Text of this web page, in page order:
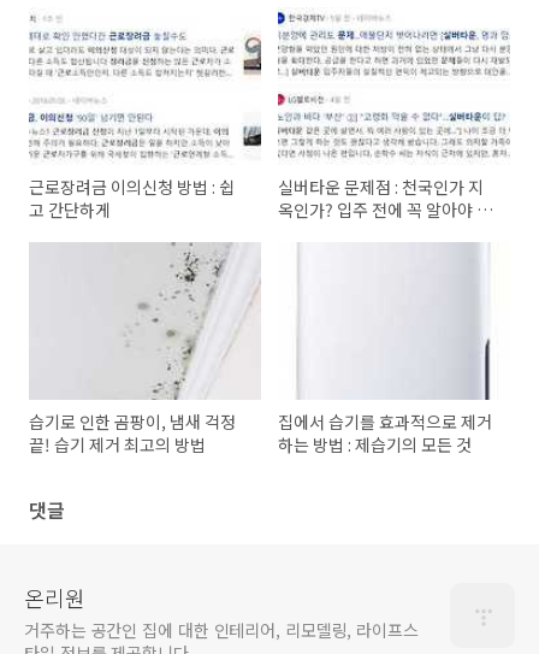
근로장려금 이의신청 방법 : 쉽
고 간단하게
실버타운 문제점 : 천국인가 지
옥인가? 입주 전에 꼭 알아야 할
습기로 인한 곰팡이, 냄새 걱정
끝! 습기 제거 최고의 방법
집에서 습기를 효과적으로 제거
하는 방법 : 제습기의 모든 것
댓글
온리원
거주하는 공간인 집에 대한 인테리어, 리모델링, 라이프스